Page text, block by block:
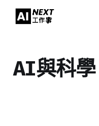
AI與科學